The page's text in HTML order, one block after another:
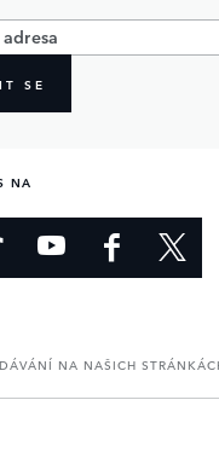
SE
NA
NA NAŠICH